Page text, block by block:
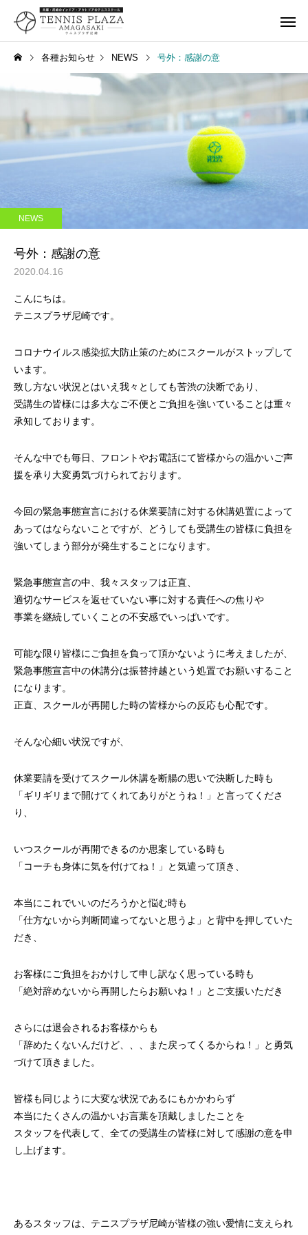
259：箕面でナポレオンパ
イ
NEWS
タンドツマミグイ
各種お知らせ NEWS 号外：感謝の意
NEWS
号外：感謝の意
2020.04.16
こんにちは。
テニスプラザ尼崎です。
コロナウイルス感染拡大防止策のためにスクールがストップして
います。
致し方ない状況とはいえ我々としても苦渋の決断であり、
受講生の皆様には多大なご不便とご負担を強いていることは重々
承知しております。
そんな中でも毎日、フロントやお電話にて皆様からの温かいご声
援を承り大変勇気づけられております。
今回の緊急事態宣言における休業要請に対する休講処置によって
あってはならないことですが、どうしても受講生の皆様に負担を
強いてしまう部分が発生することになります。
緊急事態宣言の中、我々スタッフは正直、
適切なサービスを返せていない事に対する責任への焦りや
事業を継続していくことの不安感でいっぱいです。
可能な限り皆様にご負担を負って頂かないように考えましたが、
緊急事態宣言中の休講分は振替持越という処置でお願いすること
になります。
正直、スクールが再開した時の皆様からの反応も心配です。
そんな心細い状況ですが、
休業要請を受けてスクール休講を断腸の思いで決断した時も
「ギリギリまで開けてくれてありがとうね！」と言ってくださ
り、
いつスクールが再開できるのか思案している時も
「コーチも身体に気を付けてね！」と気遣って頂き、
本当にこれでいいのだろうかと悩む時も
「仕方ないから判断間違ってないと思うよ」と背中を押していた
だき、
お客様にご負担をおかけして申し訳なく思っている時も
「絶対辞めないから再開したらお願いね！」とご支援いただき
さらには退会されるお客様からも
「辞めたくないんだけど、、、また戻ってくるからね！」と勇気
づけて頂きました。
皆様も同じように大変な状況であるにもかかわらず
本当にたくさんの温かいお言葉を頂戴しましたことを
スタッフを代表して、全ての受講生の皆様に対して感謝の意を申
し上げます。
あるスタッフは、テニスプラザ尼崎が皆様の強い愛情に支えられ